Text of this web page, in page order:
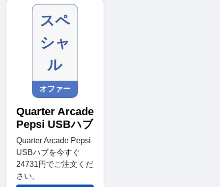
スペ
シャ
ル
オファー
Quarter Arcade
Pepsi USBハブ
Quarter Arcade Pepsi
USBハブを今すぐ
24731円でご注文くだ
さい。